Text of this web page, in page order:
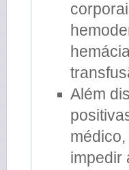
Além
impedir